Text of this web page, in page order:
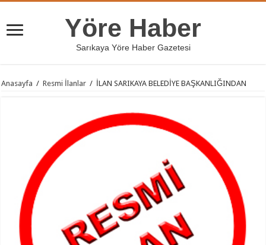
Yöre Haber
Sarıkaya Yöre Haber Gazetesi
Anasayfa / Resmi İlanlar / İLAN SARIKAYA BELEDİYE BAŞKANLIĞINDAN